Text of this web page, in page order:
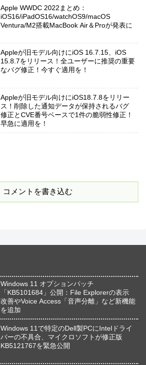
Apple WWDC 2022まとめ：
iOS16/iPadOS16/watchOS9/macOS
Ventura/M2搭載MacBook Air＆Proが発表に
Appleが旧モデル向けにiOS 16.7.15、iOS
15.8.7をリリース！全ユーザーに推奨の重要
なバグ修正！今すぐ適用を！
Appleが旧モデル向けにiOS18.7.8をリリー
ス！削除した通知データが保持されるバグ
修正とCVE番号ベースで1件の脆弱性修正！
早急に適用を！
コメントを書き込む
Windows 11 オプションパッチ
「KB5101684」公開：File Explorerの表示
改善やVoice Access「音声分離」など新機能
を追加
Windows 11で特定のDell製PCにIntelドライ
バーの不具合、マイクロソフトが修正版
KB5121767を緊急公開